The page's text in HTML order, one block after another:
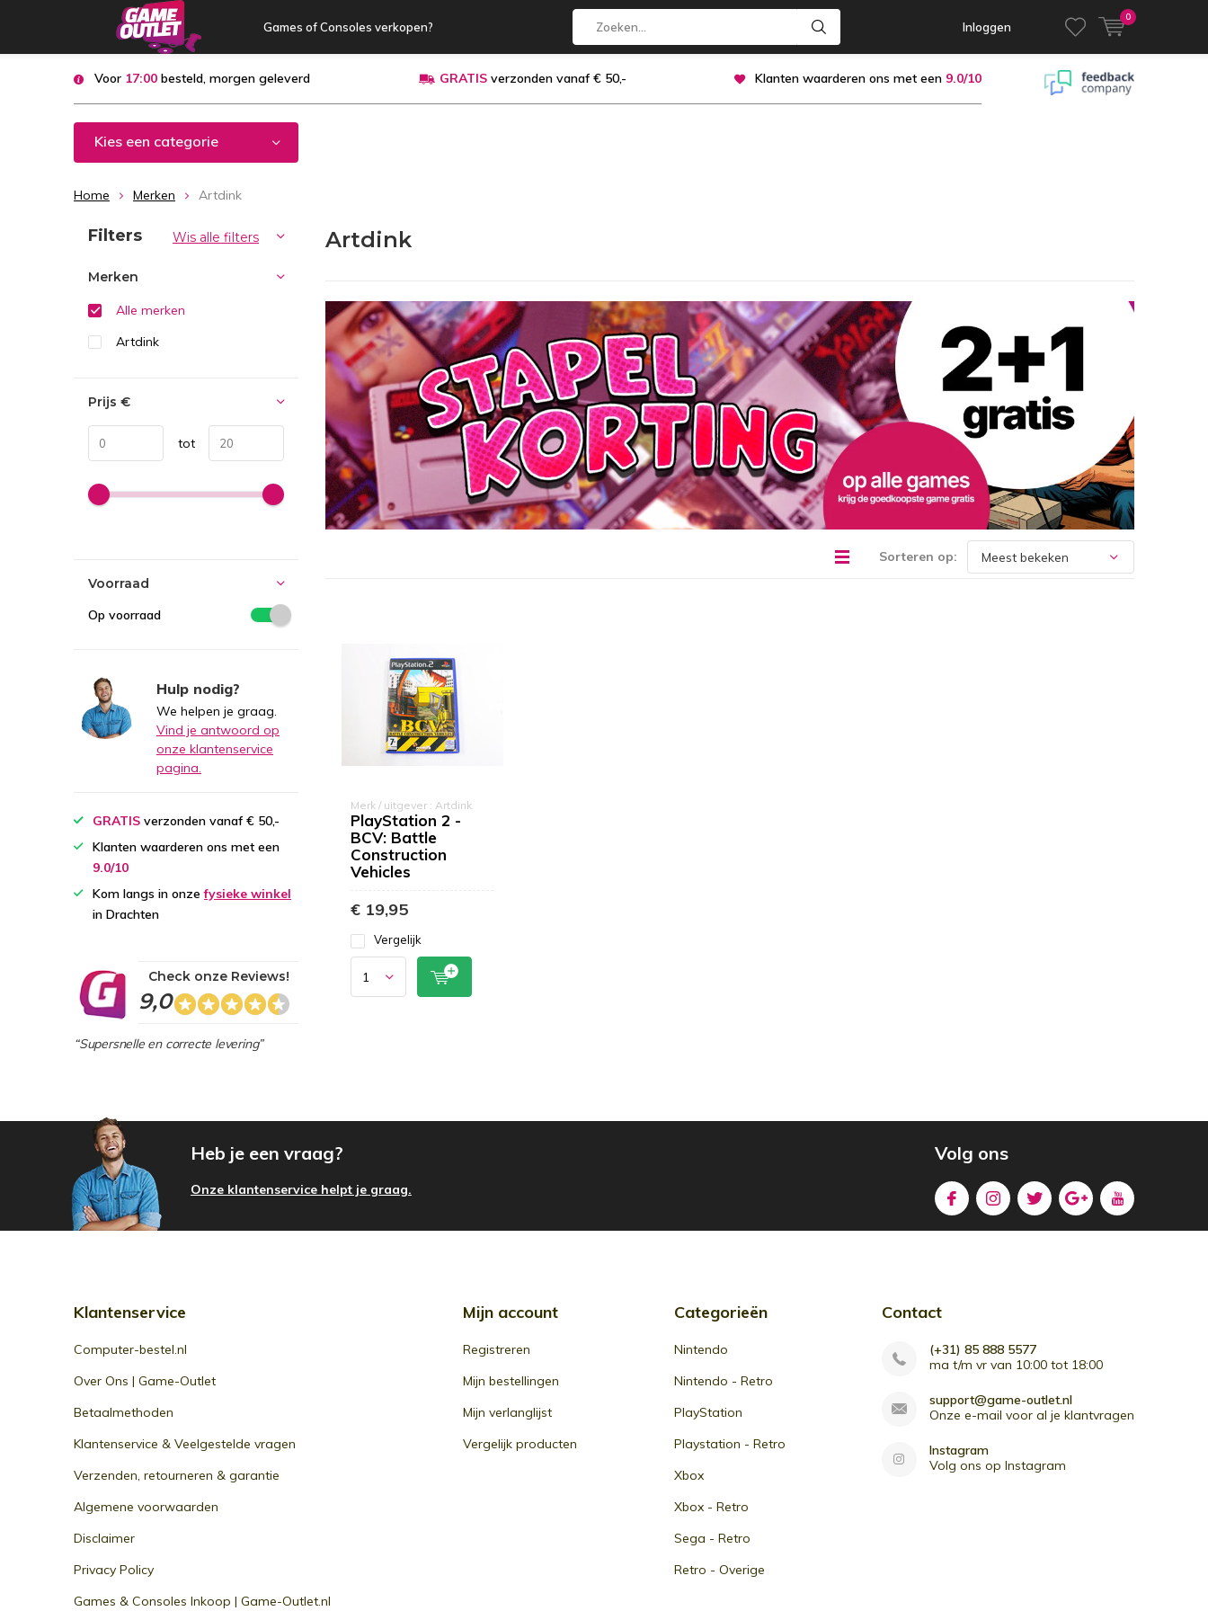
Games of Consoles verkopen? Inloggen
0
Voor 17:00 besteld, morgen geleverd GRATISverzonden vanaf € 50,- Klanten waarderen ons met een 9.0/10
Kies een categorie
Home Merken Artdink
Artdink
Sorteren op:
Merk / uitgever : Artdink
PlayStation 2 -
BCV: Battle
Construction
Vehicles
€ 19,95
Vergelijk
Sorteren op:
Filters Wis alle filters
Merken
Alle merken
Artdink
Prijs €
tot
Voorraad
Op voorraad
Hulp nodig?
We helpen je graag.
Vind je antwoord op
onze klantenservice
pagina.
GRATIS verzonden vanaf € 50,-
Klanten waarderen ons met een
9.0/10
Kom langs in onzefysieke winkel
in Drachten
9,0
Check onze Reviews!
“Supersnelle en correcte levering”
Heb je een vraag?
Onze klantenservice helpt je graag.
Volg ons
Klantenservice
Computer-bestel.nl
Over Ons | Game-Outlet
Betaalmethoden
Klantenservice & Veelgestelde vragen
Verzenden, retourneren & garantie
Algemene voorwaarden
Disclaimer
Privacy Policy
Games & Consoles Inkoop | Game-Outlet.nl
Mijn account
Registreren
Mijn bestellingen
Mijn verlanglijst
Vergelijk producten
Categorieën
Nintendo
Nintendo - Retro
PlayStation
Playstation - Retro
Xbox
Xbox - Retro
Sega - Retro
Retro - Overige
Contact
(+31) 85 888 5577
ma t/m vr van 10:00 tot 18:00
support@game-outlet.nl
Onze e-mail voor al je klantvragen
Instagram
Volg ons op Instagram